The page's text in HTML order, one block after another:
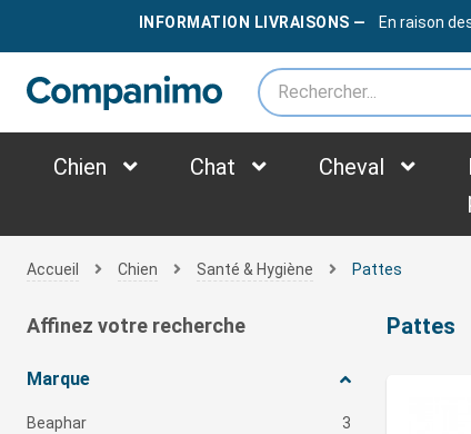
LIVRAISON OFFERTEDÈS79€
INFORMATION LIVRAISONS —
En raison
Chien Chat Cheval
Accueil Chien Santé & Hygiène Pattes
Affinez votre recherche
Marque
Beaphar
3
Pattes